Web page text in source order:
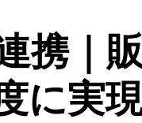
携｜
に実